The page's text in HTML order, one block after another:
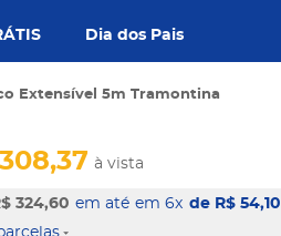
Dia dos Pais
Extensível 5m Tramontina
324,60
à vista
em 6x de R$ 54,10